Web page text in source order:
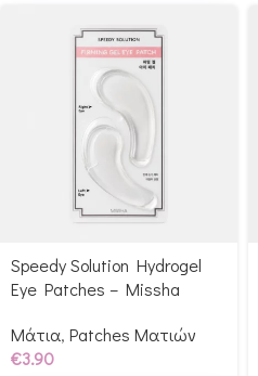
Speedy Solution Hydrogel
Eye Patches – Missha
Μάτια, Patches Ματιών
€3.90